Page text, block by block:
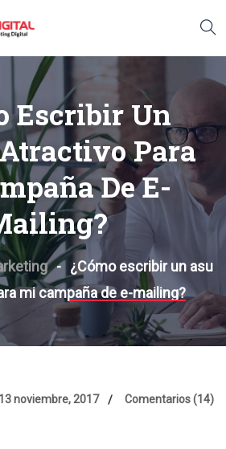
Escribir Un
Para
De E-
¿Cómo escribir un asu
mi campaña de e-mailing?
13 noviembre, 2017 Comentarios (14)